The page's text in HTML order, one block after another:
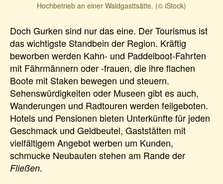
Hochbetrieb an einer Waldgasttsätte. (© iStock)
Doch Gurken sind nur das eine. Der Tourismus ist
das wichtigste Standbein der Region. Kräftig
beworben werden Kahn- und Paddelboot-Fahrten
mit Fährmännern oder -frauen, die ihre flachen
Boote mit Staken bewegen und steuern.
Sehenswürdigkeiten oder Museen gibt es auch,
Wanderungen und Radtouren werden feilgeboten.
Hotels und Pensionen bieten Unterkünfte für jeden
Geschmack und Geldbeutel, Gaststätten mit
vielfältigem Angebot werben um Kunden,
schmucke Neubauten stehen am Rande der
Fließen.